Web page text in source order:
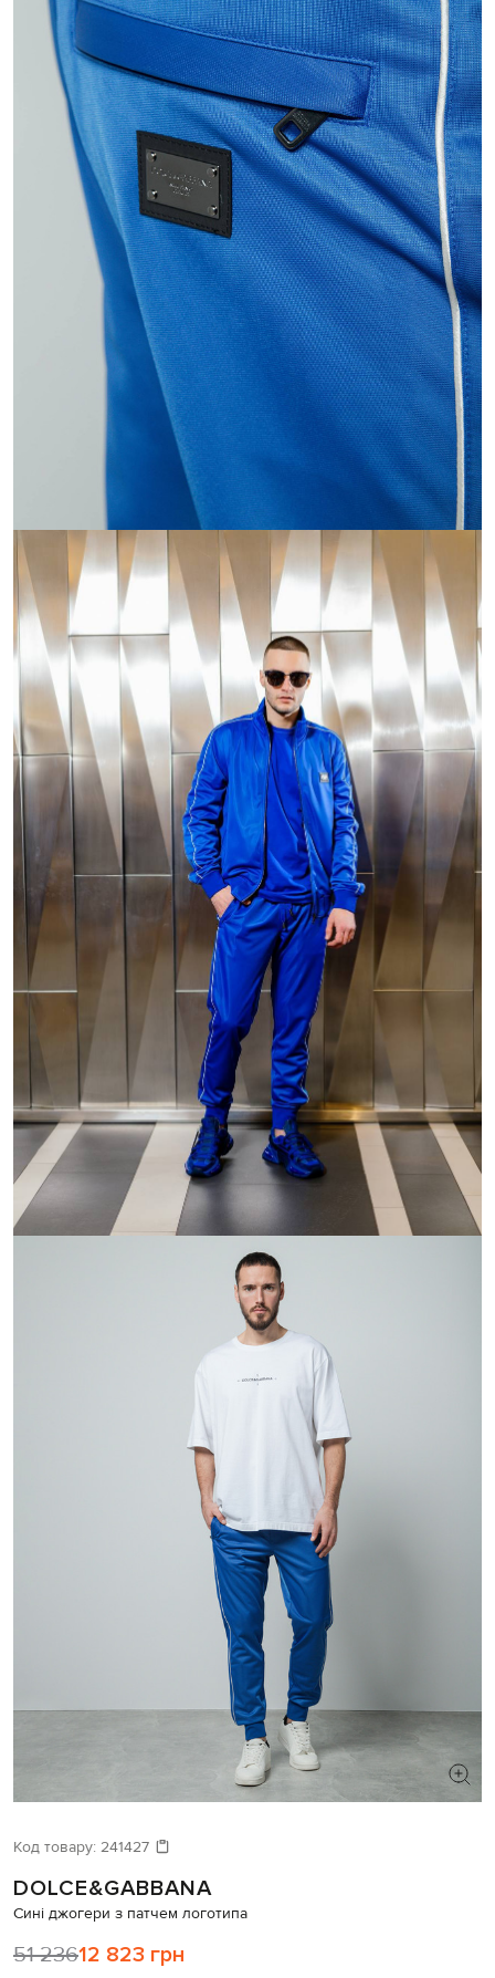
Давайте підберемо щось ще
Код товару: 241427
DOLCE&GABBANA
Сині джогери з патчем логотипа
51 23612 823 грн